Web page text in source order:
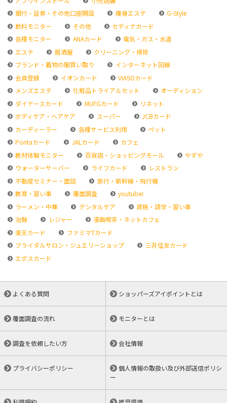
銀行・証券・その他口座開設
痩身エステ
G-Style
飲料モニター
その他
セディナカード
各種モニター
ANAカード
電気・ガス・水道
エステ
居酒屋
クリーニング・掃除
ブランド・着物の服買い取り
インターネット回線
会員登録
イオンカード
VIASOカード
メンズエステ
化粧品トライアルセット
オーディション
ダイナースカード
MUFGカード
リネット
ボディケア・ヘアケア
スーパー
JCBカード
カーディーラー
各種サービス利用
ペット
Pontaカード
JALカード
カフェ
教材体験モニター
百貨店・ショッピングモール
やずや
ウォーターサーバー
ライフカード
レストラン
不動産セミナー・面談
旅行・新幹線・飛行機
教育・習い事
覆面調査
youtuber
ラーメン・中華
デンタルケア
資格・語学・習い事
治験
レジャー
漫画喫茶・ネットカフェ
楽天カード
ファミマTカード
ブライダルサロン・ジュエリーショップ
三井住友カード
エポスカード
よくある質問 ショッパーズアイポイントとは
覆面調査の流れ モニターとは
調査を依頼したい方 会社情報
プライバシーポリシー
個人情報の取扱い及び外部送信ポリシ
ー